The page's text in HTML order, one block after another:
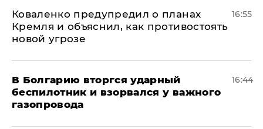
Коваленко предупредил о планах
Кремля и объяснил, как противостоять
новой угрозе
16:55
В Болгарию вторгся ударный
беспилотник и взорвался у важного
газопровода
16:44